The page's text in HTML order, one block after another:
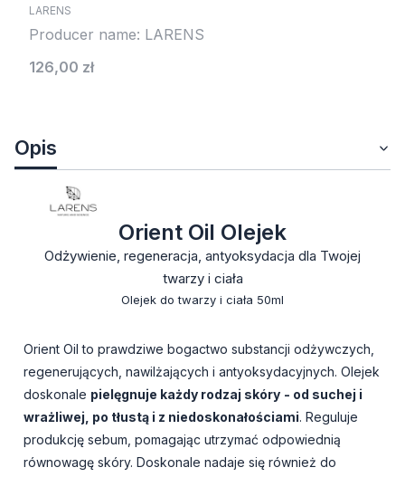
LARENS
Producer name: LARENS
Cena
126,00 zł
Opis
Orient Oil Olejek
Odżywienie, regeneracja, antyoksydacja dla Twojej
twarzy i ciała
Olejek do twarzy i ciała 50ml
Orient Oil to prawdziwe bogactwo substancji odżywczych,
regenerujących, nawilżających i antyoksydacyjnych. Olejek
doskonale pielęgnuje każdy rodzaj skóry - od suchej i
wrażliwej, po tłustą i z niedoskonałościami. Reguluje
produkcję sebum, pomagając utrzymać odpowiednią
równowagę skóry. Doskonale nadaje się również do